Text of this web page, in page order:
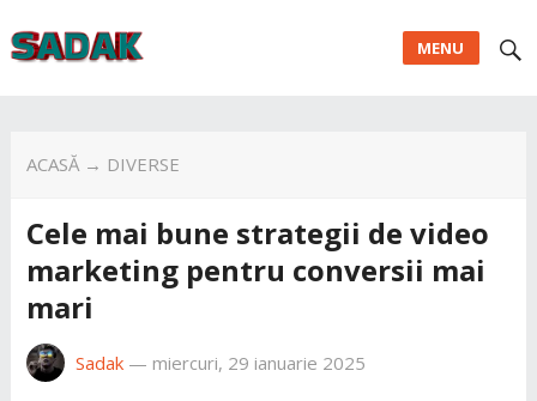
MENU
ACASĂ→ DIVERSE
Cele mai bune strategii de video
marketing pentru conversii mai
mari
Sadak— miercuri, 29 ianuarie 2025